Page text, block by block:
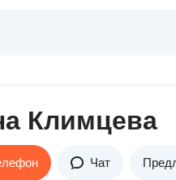
Климцева
Чат